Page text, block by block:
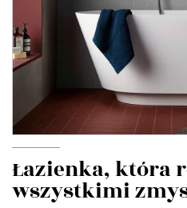
Łazienka, która
wszystkimi